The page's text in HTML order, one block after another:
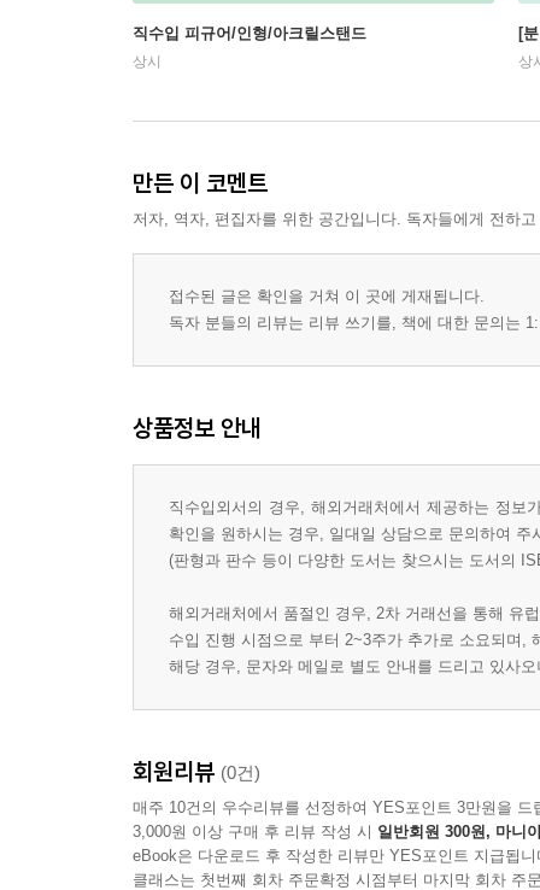
직수입 피규어/인형/아크릴스탠드
상시
[
상
만든 이 코멘트
저자, 역자, 편집자를 위한 공간입니다. 독자들에게 전하
접수된 글은 확인을 거쳐 이 곳에 게재됩니다.
독자 분들의 리뷰는 리뷰 쓰기를, 책에 대한 문의는
상품정보 안내
직수입외서의 경우, 해외거래처에서 제공하는 정
확인을 원하시는 경우, 일대일 상담으로 문의하여 주
(판형과 판수 등이 다양한 도서는 찾으시는 도서의
해외거래처에서 품절인 경우, 2차 거래선을 통해 유
수입 진행 시점으로 부터 2~3주가 추가로 소요되며,
해당 경우, 문자와 메일로 별도 안내를 드리고 있사
회원리뷰 (0건)
매주 10건의 우수리뷰를 선정하여 YES포인트 3만원을 드
3,000원 이상 구매 후 리뷰 작성 시 일반회원 300원, 마니
eBook은 다운로드 후 작성한 리뷰만 YES포인트 지급됩니
클래스는 첫번째 회차 주문확정 시점부터 마지막 회차 주